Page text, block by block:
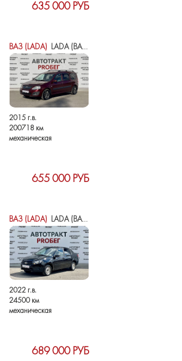
635 000 РУБ
ВАЗ (LADA) LADA (ВАЗ) LARGUS I
2015 г.в.
200718 км
механическая
655 000 РУБ
ВАЗ (LADA) LADA (ВАЗ) GRANTA I РЕСТАЙЛИНГ
2022 г.в.
24500 км
механическая
689 000 РУБ